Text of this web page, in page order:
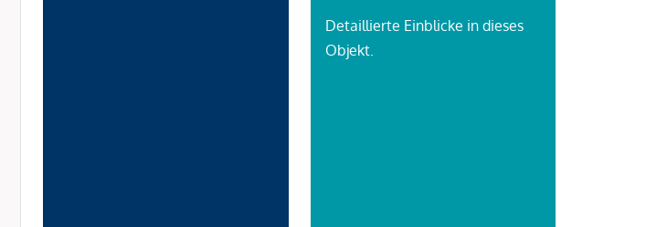
Detaillierte Einblicke in dieses
Objekt.